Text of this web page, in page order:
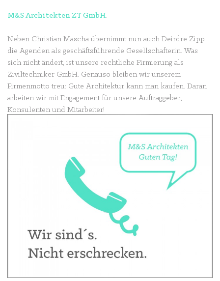
M&S Architekten ZT GmbH.
Neben Christian Mascha übernimmt nun auch Deirdre Zipp
die Agenden als geschäftsführende Gesellschafterin. Was
sich nicht ändert, ist unsere rechtliche Firmierung als
Ziviltechniker GmbH. Genauso bleiben wir unserem
Firmenmotto treu: Gute Architektur kann man kaufen. Daran
arbeiten wir mit Engagement für unsere Auftraggeber,
Konsulenten und Mitarbeiter!